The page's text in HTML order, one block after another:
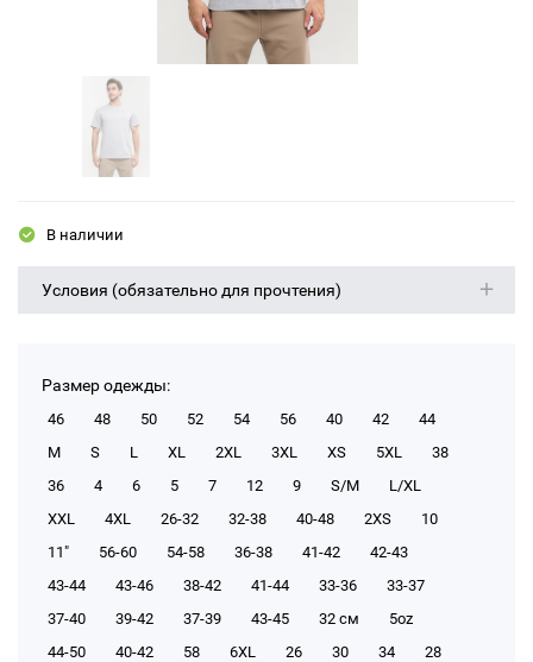
В наличии
Условия (обязательно для прочтения)
Размер одежды:
46 48 50 52 54 56 40 42
44
M
S L XL 2XL 3XL XS 5XL
38
36
4 6 5 7 12 9 S/M
L/XL
XXL
4XL 26-32 32-38 40-48 2XS
10
11"
56-60 54-58 36-38 41-42
42-43
43-44
43-46 38-42 41-44 33-36
33-37
37-40
39-42 37-39 43-45 32 см
5oz
44-50
40-42 58 6XL 26 30 34
28